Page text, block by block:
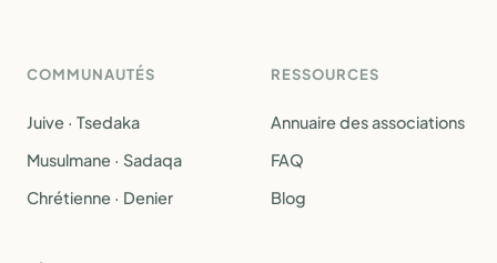
COMMUNAUTÉS
Juive · Tsedaka
Musulmane · Sadaqa
Chrétienne · Denier
RESSOURCES
Annuaire des associations
FAQ
Blog